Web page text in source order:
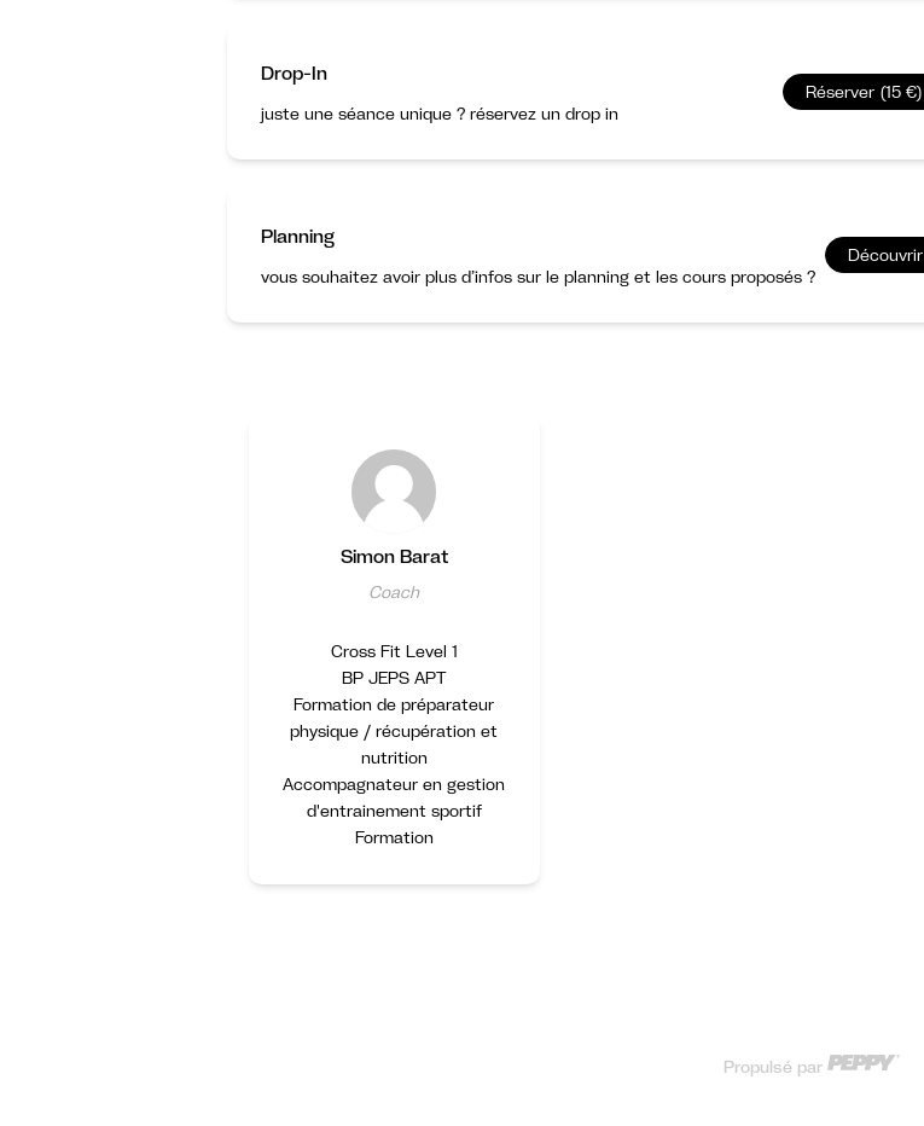
Drop-In
juste une séance unique ? réservez un drop in
Réserver (15 €)
Planning
vous souhaitez avoir plus d’infos sur le planning et les cours proposés ?
Découvrir
Simon Barat
Coach
Cross Fit Level 1
BP JEPS APT
Formation de préparateur
physique / récupération et
nutrition
Accompagnateur en gestion
d'entrainement sportif
Formation
Propulsé par